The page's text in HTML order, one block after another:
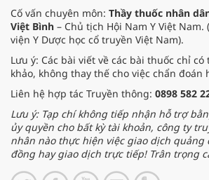
Cố vấn chuyên môn: Thầy thuốc nhân
Việt Bình – Chủ tịch Hội Nam Y Việt Nam.
viện Y Dược học cổ truyền Việt Nam).
Lưu ý: Các bài viết về các bài thuốc chỉ
khảo, không thay thế cho việc chẩn đoán
Liên hệ hợp tác Truyền thông: 0898 582
Lưu ý: Tạp chí không tiếp nhận hỗ trợ
ủy quyền cho bất kỳ tài khoản, công ty
nhân nào thực hiện việc giao dịch quảng
đồng hay giao dịch trực tiếp! Trân trọng